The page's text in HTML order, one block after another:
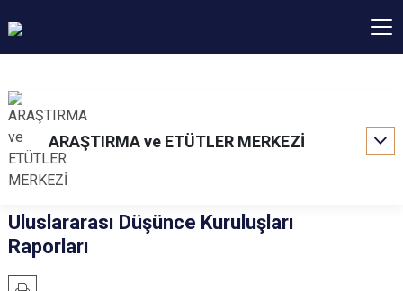
ARAŞTIRMA ve ETÜTLER MERKEZİ
Uluslararası Düşünce Kuruluşları
Raporları